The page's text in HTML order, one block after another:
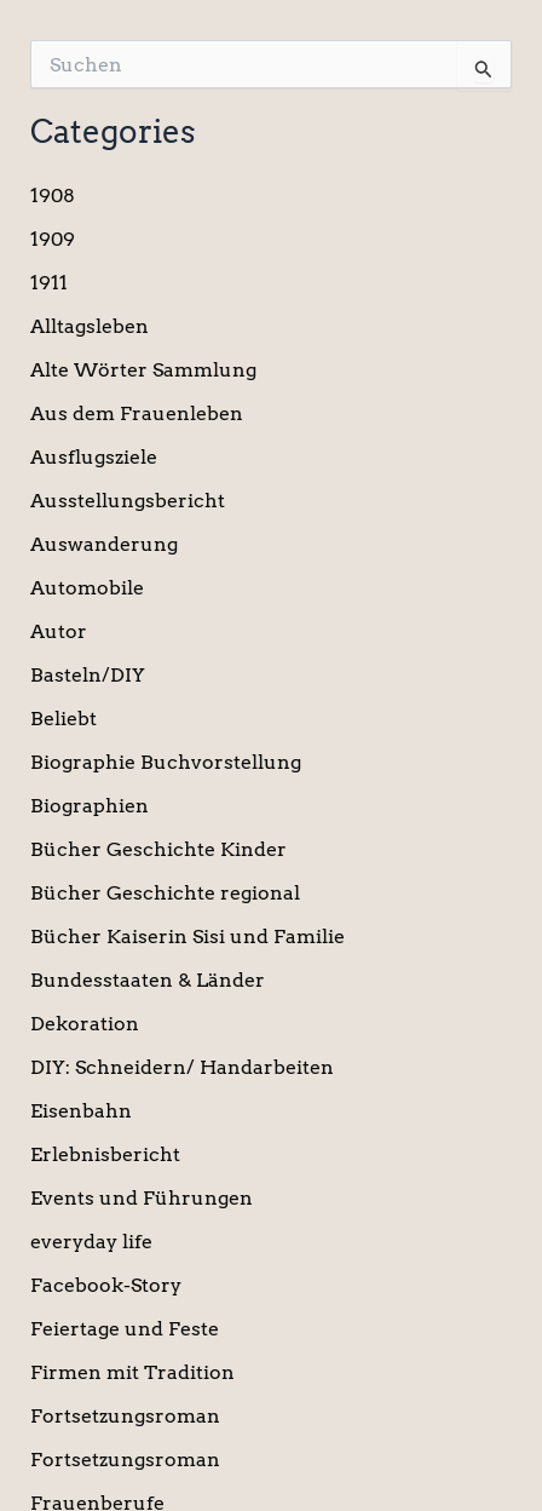
u
c
h
n
a
h
Categories
1908
1909
1911
Alltagsleben
Alte Wörter Sammlung
Aus dem Frauenleben
Ausflugsziele
Ausstellungsbericht
Auswanderung
Automobile
Autor
Basteln/DIY
Beliebt
Biographie Buchvorstellung
Biographien
Bücher Geschichte Kinder
Bücher Geschichte regional
Bücher Kaiserin Sisi und Familie
Bundesstaaten & Länder
Dekoration
DIY: Schneidern/ Handarbeiten
Eisenbahn
Erlebnisbericht
Events und Führungen
everyday life
Facebook-Story
Feiertage und Feste
Firmen mit Tradition
Fortsetzungsroman
Fortsetzungsroman
Frauenberufe